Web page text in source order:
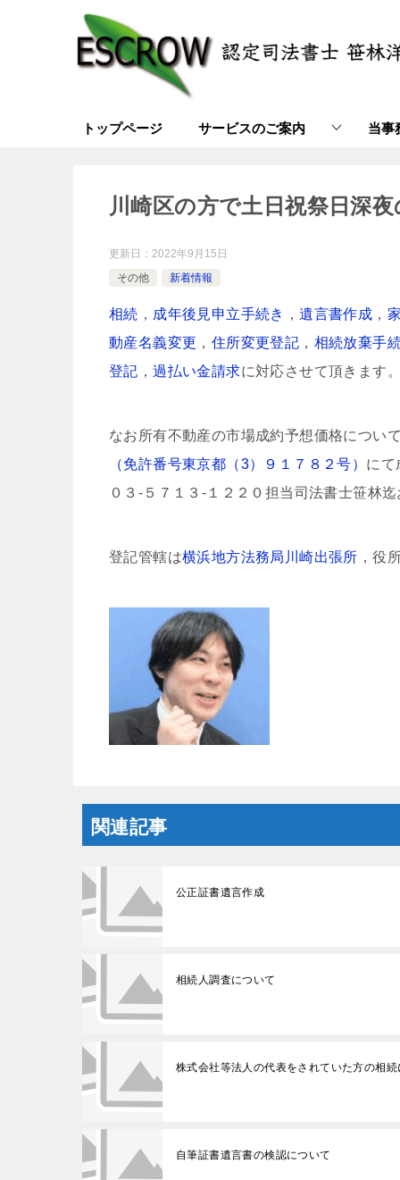
トップページ サービスのご案内 当事
川崎区の方で土日祝祭日深
更新日： 2022年9月15日
その他
新着情報
相続 ， 成年後見申立手続き ，遺言書作成 ，
動産名義変更 ， 住所変更登記 ， 相続放棄手
登記 ，過払い金請求に対応させて頂きます
なお所有不動産の市場成約予想価格につい
（免許番号東京都（3）９１７８２号） にて
０３-５７１３-１２２０担当司法書士笹林
登記管轄は横浜地方法務局川崎出張所 ，役
関連記事
公正証書遺言作成
相続人調査について
株式会社等法人の代表をされていた方の相
自筆証書遺言書の検認について